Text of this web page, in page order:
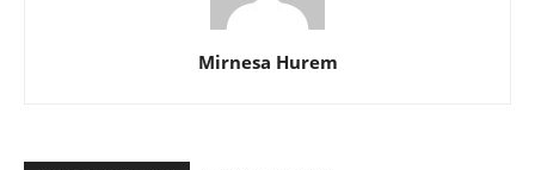
Mirnesa Hurem